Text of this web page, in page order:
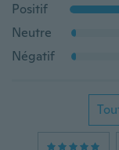
Positif
Neutre
Négatif